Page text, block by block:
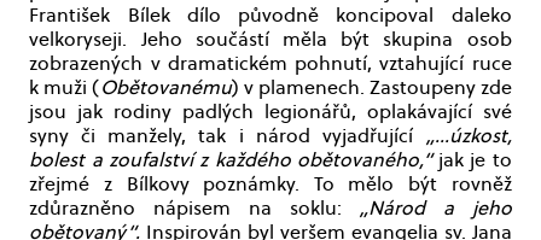
František Bílek dílo původně koncipoval daleko
velkoryseji. Jeho součástí měla být skupina osob
zobrazených v dramatickém pohnutí, vztahující ruce
k muži (Obětovanému) v plamenech. Zastoupeny zde
jsou jak rodiny padlých legionářů, oplakávající své
syny či manžely, tak i národ vyjadřující „…úzkost,
bolest a zoufalství z každého obětovaného,“jak je to
zřejmé z Bílkovy poznámky. To mělo být rovněž
zdůrazněno nápisem na soklu: „Národ a jeho
obětovaný“. Inspirován byl veršem evangelia sv. Jana